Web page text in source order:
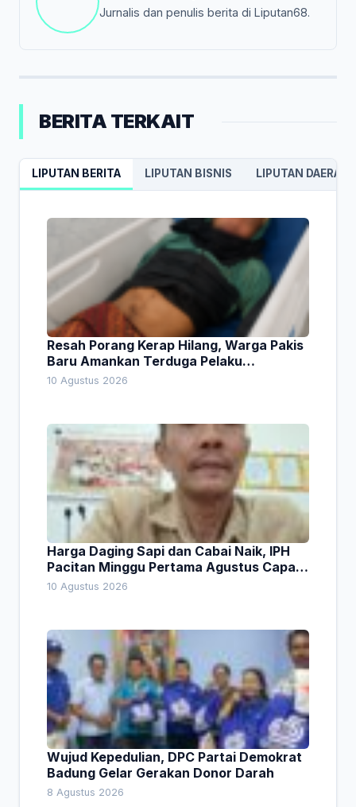
Jurnalis dan penulis berita di Liputan68.
BERITA TERKAIT
LIPUTAN BERITA LIPUTAN BISNIS LIPUTAN DAERAH
Resah Porang Kerap Hilang, Warga Pakis
Baru Amankan Terduga Pelaku
Pencurian
10 Agustus 2026
Harga Daging Sapi dan Cabai Naik, IPH
Pacitan Minggu Pertama Agustus Capai
1,66 Persen. Ini Penjelasan Kabag Ayub
10 Agustus 2026
Wujud Kepedulian, DPC Partai Demokrat
Badung Gelar Gerakan Donor Darah
8 Agustus 2026